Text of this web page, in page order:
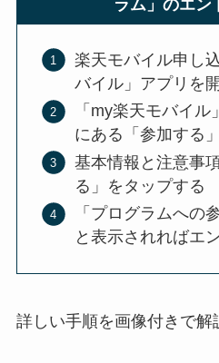
ラム」のエン
楽天モバイル申し
バイル」アプリを
「my楽天モバイ
にある「参加する
基本情報と注意事
る」をタップする
「プログラムへの
と表示されればエ
詳しい手順を画像付きで解